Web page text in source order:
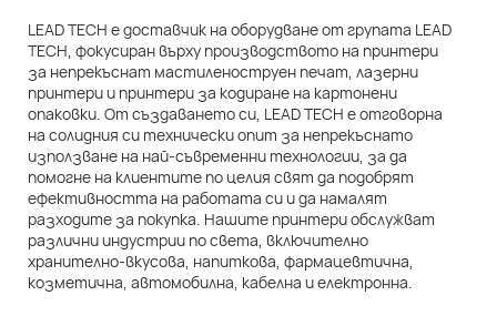
LEAD TECH е доставчик на оборудване от групата LEAD
TECH, фокусиран върху производството на принтери
за непрекъснат мастиленоструен печат, лазерни
принтери и принтери за кодиране на картонени
опаковки. От създаването си, LEAD TECH е отговорна
на солидния си технически опит за непрекъснато
използване на най-съвременни технологии, за да
помогне на клиентите по целия свят да подобрят
ефективността на работата си и да намалят
разходите за покупка. Нашите принтери обслужват
различни индустрии по света, включително
хранително-вкусова, напиткова, фармацевтична,
козметична, автомобилна, кабелна и електронна.